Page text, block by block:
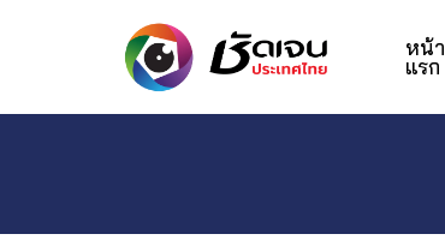
หน้า
แรก